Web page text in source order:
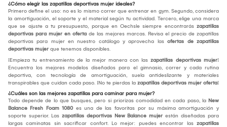
¿Cómo elegir las zapatillas deportivas mujer ideales?
Primero define el uso: no es lo mismo correr que entrenar en gym. Segundo, considera
la amortiguación, el soporte y el material según tu actividad. Tercero, elige una marca
que se ajuste a tu presupuesto, porque en Oechsle siempre encontrarás zapatillas
deportivas para mujer en oferta de las mejores marcas. Revisa el precio de zapatillas
deportivas para mujer en nuestro catálogo y aprovecha las ofertas de zapatillas
deportivas mujer que tenemos disponibles.
¡Empieza tu entrenamiento de la mejor manera con las zapatillas deportivas mujer!
Encuentra los mejores modelos diseñados para el gimnasio, correr y cada rutina
deportiva, con tecnología de amortiguación, suela antideslizante y materiales
transpirables que cuidan cada paso. ¡No te pierdas la zapatillas deportivas mujer oferta!
¿Cuáles son las mejores zapatillas para caminar para mujer?
Todo depende de lo que busques, pero si priorizas comodidad en cada paso, la New
Balance Fresh Foam 1080 es una de las favoritas por su máxima amortiguación y
soporte superior. Las zapatillas deportivas New Balance mujer están diseñadas para
largas caminatas sin sacrificar confort. Lo mejor: puedes encontrar las zapatillas